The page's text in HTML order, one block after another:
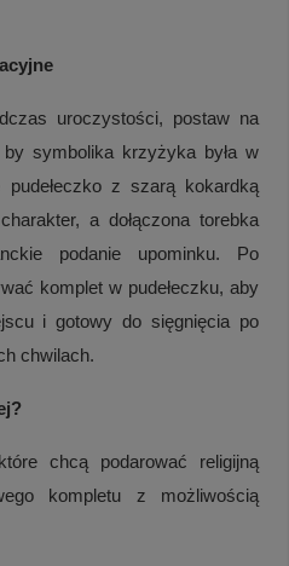
uroczystości, postaw na
symbolika krzyżyka była w
z szarą kokardką
a dołączona torebka
podanie upominku. Po
komplet w pudełeczku, aby
i gotowy do sięgnięcia po
chwilach.
chcą podarować religijną
kompletu z możliwością